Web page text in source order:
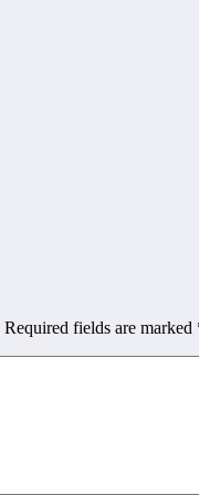
Required fields are marked